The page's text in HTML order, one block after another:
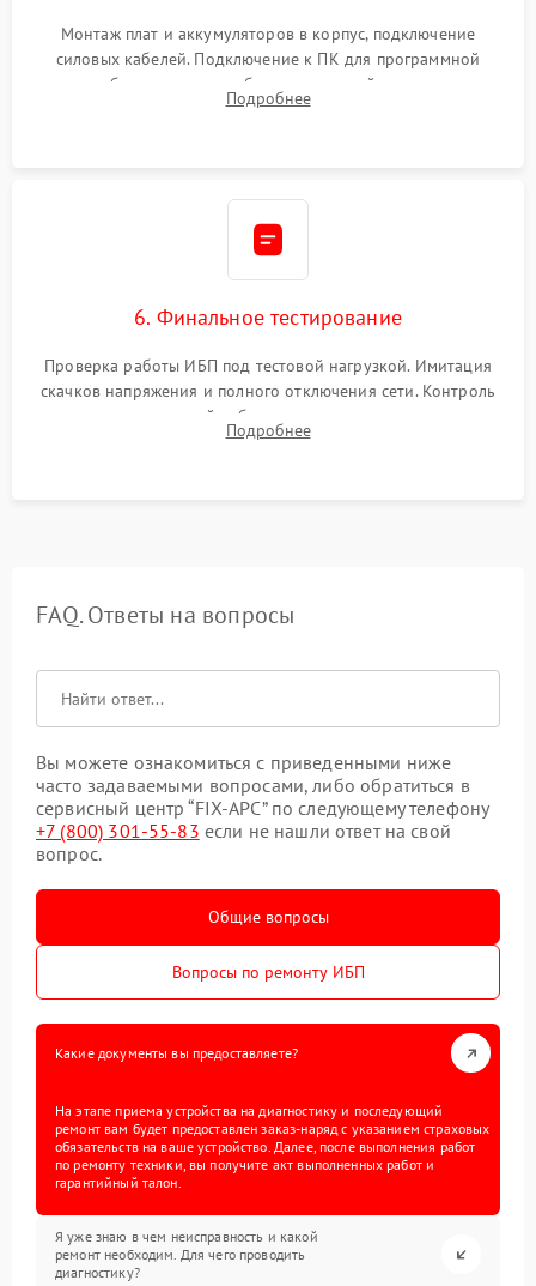
Монтаж плат и аккумуляторов в корпус, подключение
силовых кабелей. Подключение к ПК для программной
калибровки констант батареи, настройки порогов
срабатывания AVR и сброса счетчиков старения АКБ.
Подробнее
6. Финальное тестирование
Проверка работы ИБП под тестовой нагрузкой. Имитация
скачков напряжения и полного отключения сети. Контроль
времени автономной работы, температурного режима и
корректности формы выходного сигнала.
Подробнее
FAQ. Ответы на вопросы
Вы можете ознакомиться с приведенными ниже
часто задаваемыми вопросами, либо обратиться в
сервисный центр “FIX-APC” по следующему телефону
+7 (800) 301-55-83 если не нашли ответ на свой
вопрос.
Общие вопросы
Вопросы по ремонту ИБП
Какие документы вы предоставляете?
На этапе приема устройства на диагностику и последующий
ремонт вам будет предоставлен заказ-наряд с указанием страховых
обязательств на ваше устройство. Далее, после выполнения работ
по ремонту техники, вы получите акт выполненных работ и
гарантийный талон.
Я уже знаю в чем неисправность и какой
ремонт необходим. Для чего проводить
диагностику?